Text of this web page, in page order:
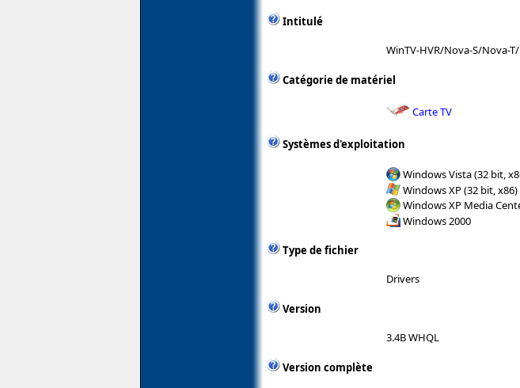
Intitulé
WinTV-HVR/Nova-S/Nova-T/
Catégorie de matériel
Carte TV
Systèmes d'exploitation
Windows Vista (32 bit,
Windows XP (32 bit, x86)
Windows XP Media
Windows 2000
Type de fichier
Drivers
Version
3.4B WHQL
Version complète